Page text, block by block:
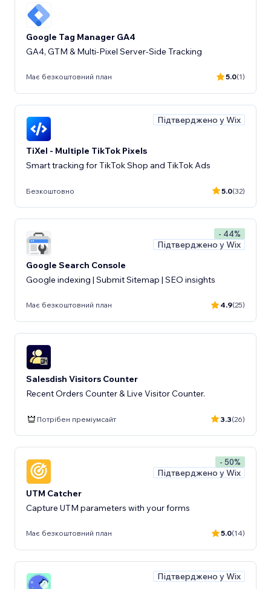
Google Tag Manager GA4
GA4, GTM & Multi-Pixel Server-Side Tracking
Має безкоштовний план 5.0(1)
Підтверджено у Wix
TiXel ‑ Multiple TikTok Pixels
Smart tracking for TikTok Shop and TikTok Ads
Безкоштовно 5.0(32)
- 44%
Підтверджено у Wix
Google Search Console
Google indexing | Submit Sitemap | SEO insights
Має безкоштовний план 4.9(25)
Salesdish Visitors Counter
Recent Orders Counter & Live Visitor Counter.
Потрібен преміумсайт 3.3(26)
- 50%
Підтверджено у Wix
UTM Catcher
Capture UTM parameters with your forms
Має безкоштовний план 5.0(14)
Підтверджено у Wix